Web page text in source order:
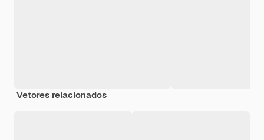
Vetores relacionados